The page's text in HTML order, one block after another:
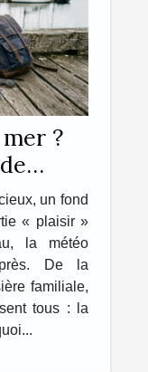
?
sac
un fond
« plaisir »
la météo
près. De la
familiale,
tous : la